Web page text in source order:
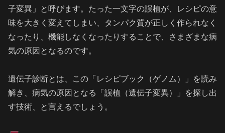
子変異」と呼びます。たった一文字の誤植が、レシピの意
味を大きく変えてしまい、タンパク質が正しく作られなく
なったり、機能しなくなったりすることで、さまざまな病
気の原因となるのです。
遺伝子診断とは、この「レシピブック（ゲノム）」を読み
解き、病気の原因となる「誤植（遺伝子変異）」を探し出
す技術、と言えるでしょう。